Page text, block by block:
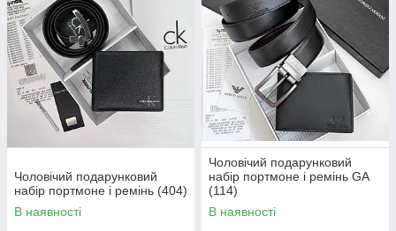
Чоловічий подарунковий
набір портмоне і ремінь (404)
В наявності
Чоловічий подарунковий
набір портмоне і ремінь GA
(114)
В наявності